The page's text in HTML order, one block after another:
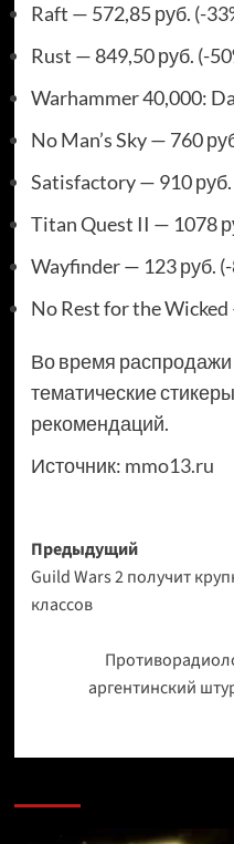
Raft — 572,85 руб. (-
Rust — 849,50 руб. (-
Warhammer 40,000:
No Man’s Sky — 760
Satisfactory — 910 руб.
Titan Quest II — 1078
Wayfinder — 123 руб.
No Rest for the
Во время
тематические
рекомендаций.
Источник: mmo13.ru
Навигация
записи
Предыдущий
Guild Wars 2 получит
классов
аргентинский